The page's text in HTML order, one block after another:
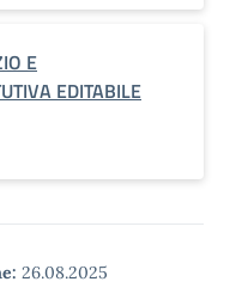
E
EDITABILE
26.08.2025